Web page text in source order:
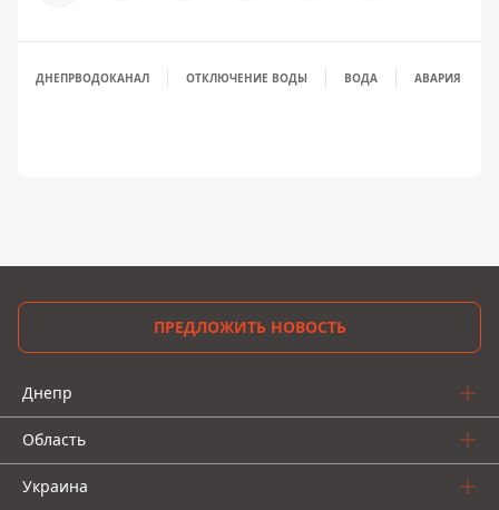
ДНЕПРВОДОКАНАЛ ОТКЛЮЧЕНИЕ ВОДЫ ВОДА АВАРИЯ
ПРЕДЛОЖИТЬ НОВОСТЬ
Днепр
Область
Украина